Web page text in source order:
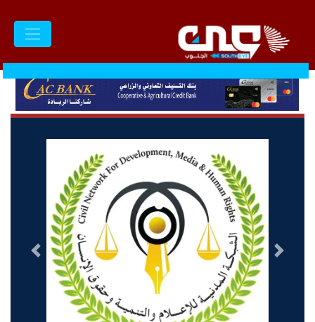
التالى السابق